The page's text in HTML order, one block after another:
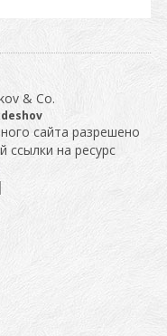
& Co.
сайта разрешено
ссылки на ресурс